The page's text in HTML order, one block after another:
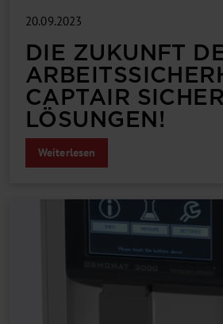
20.09.2023
DIE ZUKUNFT
CAPTAIR
LÖSUNGEN!
Weiterlesen